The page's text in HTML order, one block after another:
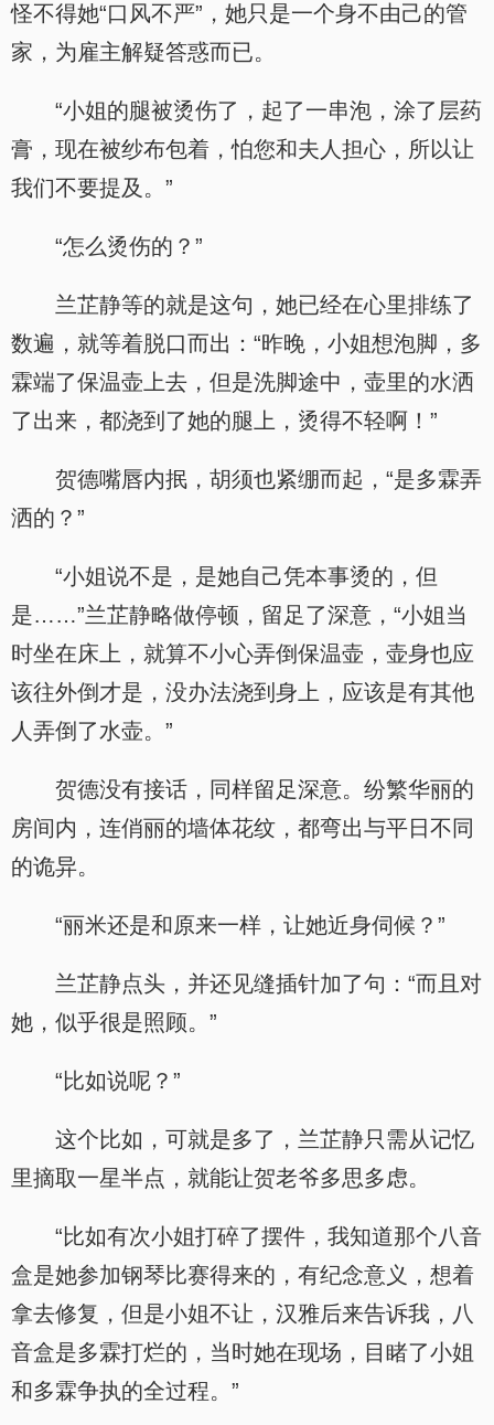
怪不得她“口风不严”，她只是一个身不由己的管
家，为雇主解疑答惑而已。
“小姐的腿被烫伤了，起了一串泡，涂了层药
膏，现在被纱布包着，怕您和夫人担心，所以让
我们不要提及。”
“怎么烫伤的？”
兰芷静等的就是这句，她已经在心里排练了
数遍，就等着脱口而出：“昨晚，小姐想泡脚，多
霖端了保温壶上去，但是洗脚途中，壶里的水洒
了出来，都浇到了她的腿上，烫得不轻啊！”
贺德嘴唇内抿，胡须也紧绷而起，“是多霖弄
洒的？”
“小姐说不是，是她自己凭本事烫的，但
是……”兰芷静略做停顿，留足了深意，“小姐当
时坐在床上，就算不小心弄倒保温壶，壶身也应
该往外倒才是，没办法浇到身上，应该是有其他
人弄倒了水壶。”
贺德没有接话，同样留足深意。纷繁华丽的
房间内，连俏丽的墙体花纹，都弯出与平日不同
的诡异。
“丽米还是和原来一样，让她近身伺候？”
兰芷静点头，并还见缝插针加了句：“而且对
她，似乎很是照顾。”
“比如说呢？”
这个比如，可就是多了，兰芷静只需从记忆
里摘取一星半点，就能让贺老爷多思多虑。
“比如有次小姐打碎了摆件，我知道那个八音
盒是她参加钢琴比赛得来的，有纪念意义，想着
拿去修复，但是小姐不让，汉雅后来告诉我，八
音盒是多霖打烂的，当时她在现场，目睹了小姐
和多霖争执的全过程。”